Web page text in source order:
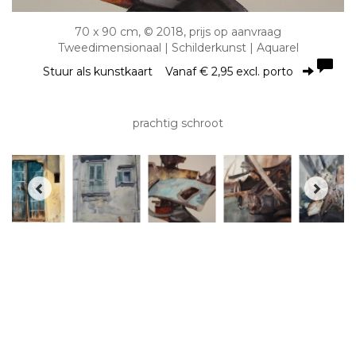
70 x 90 cm, © 2018, prijs op aanvraag
Tweedimensionaal | Schilderkunst | Aquarel
Stuur als kunstkaart Vanaf € 2,95 excl. porto
prachtig schroot